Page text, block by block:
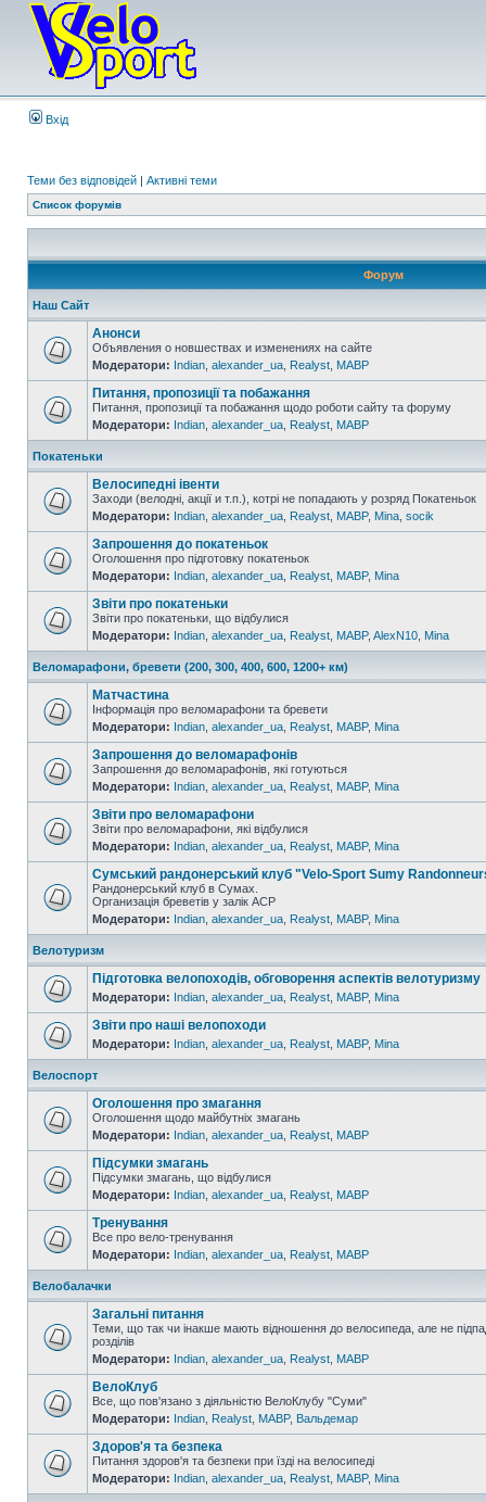
Вхід
Теми без відповідей | Активні теми
Список форумів
Форум
Наш Сайт
Анонси
Объявления о новшествах и изменениях на сайте
Модератори: Indian alexander_ua Realyst MABP
Питання, пропозиції та побажання
Питання, пропозиції та побажання щодо роботи сайту та форуму
Модератори: Indian alexander_ua Realyst MABP
Покатеньки
Велосипедні івенти
Заходи (велодні, акції и т.п.), котрі не попадають у розряд Покатеньок
Модератори: Indian alexander_ua Realyst MABP, Mina socik
Запрошення до покатеньок
Оголошення про підготовку покатеньок
Модератори: Indian alexander_ua Realyst MABP, Mina
Звіти про покатеньки
Звіти про покатеньки, що відбулися
Модератори: Indian alexander_ua Realyst MABP, AlexN10 Mina
Веломарафони, бревети (200, 300, 400, 600, 1200+ км)
Матчастина
Інформація про веломарафони та бревети
Модератори: Indian alexander_ua Realyst MABP, Mina
Запрошення до веломарафонів
Запрошення до веломарафонів, які готуються
Модератори: Indian alexander_ua Realyst MABP, Mina
Звіти про веломарафони
Звіти про веломарафони, які відбулися
Модератори: Indian alexander_ua Realyst MABP, Mina
Сумський рандонерський клуб "Velo-Sport Sumy
Рандонерський клуб в Сумах.
Организація бреветів у залік АСР
Модератори: Indian alexander_ua Realyst MABP, Mina
Велотуризм
Підготовка велопоходів, обговорення аспектів велотуризму
Модератори: Indian alexander_ua Realyst MABP, Mina
Звіти про наші велопоходи
Модератори: Indian alexander_ua Realyst MABP, Mina
Велоспорт
Оголошення про змагання
Оголошення щодо майбутніх змагань
Модератори: Indian alexander_ua Realyst MABP
Підсумки змагань
Підсумки змагань, що відбулися
Модератори: Indian alexander_ua Realyst MABP
Тренування
Все про вело-тренування
Модератори: Indian alexander_ua Realyst MABP
Велобалачки
Загальні питання
Теми, що так чи інакше мають відношення до велосипеда, але не
розділів
Модератори: Indian alexander_ua Realyst MABP
ВелоКлуб
Все, що пов'язано з діяльністю ВелоКлубу "Суми"
Модератори: Indian Realyst MABP, Вальдемар
Здоров'я та безпека
Питання здоров'я та безпеки при їзді на велосипеді
Модератори: Indian alexander_ua Realyst MABP, Mina